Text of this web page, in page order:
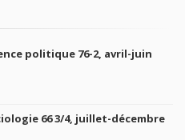
politique 76-2, avril-juin
66 3/4, juillet-décembre